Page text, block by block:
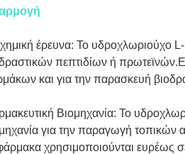
έρευνα: Το υδροχλωριούχο L-
πεπτιδίων ή
και για την παρασκευή
Βιομηχανία: Το
για την παραγωγή τοπικών
χρησιμοποιούνται ευρέως